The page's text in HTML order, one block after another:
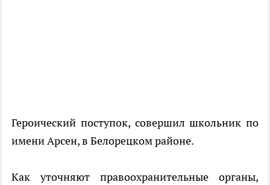
Героический поступок, совершил школьник по
имени Арсен, в Белорецком районе.
Как уточняют правоохранительные органы,